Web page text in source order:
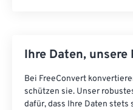
Ihre Daten,
Bei FreeConvert
schützen sie. Unser
dafür, dass Ihre Daten stets